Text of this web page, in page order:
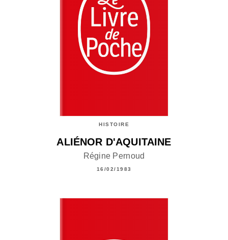
HISTOIRE
ALIÉNOR D'AQUITAINE
Régine Pernoud
16/02/1983